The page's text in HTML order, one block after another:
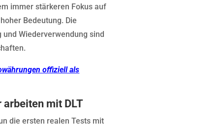
immer stärkeren Fokus auf
Bedeutung. Die
Wiederverwendung sind
offiziell als
mit DLT
die ersten realen Tests mit